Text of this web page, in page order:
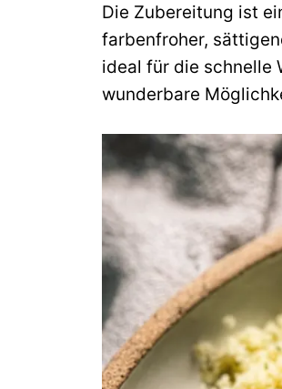
Die Zubereitung ist
farbenfroher,
ideal für die schnelle
wunderbare